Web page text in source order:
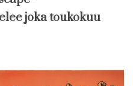
joka toukokuu